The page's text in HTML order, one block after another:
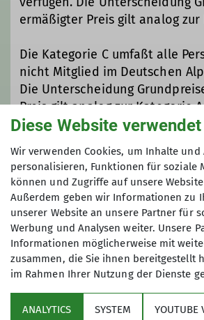
ermäßigter Preis gilt analog zur
Die Kategorie C umfaßt alle
nicht Mitglied im Deutschen
Die Unterscheidung
Preis gilt analog zur Kategorie
Maximale Teilnehmeranzahl
10
Diese Website
Wir verwenden Cookies, um Inhalte und
personalisieren, Funktionen für soziale
können und Zugriffe auf unsere
Außerdem geben wir Informationen zu
unserer Website an unsere Partner für
Werbung und Analysen weiter. Unsere
Informationen möglicherweise mit
zusammen, die Sie ihnen bereitgestellt
im Rahmen Ihrer Nutzung der Dienste
ANALYTICS SYSTEM YOUTUBE